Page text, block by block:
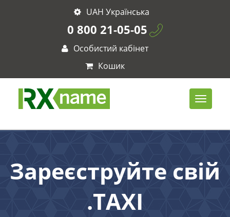
UAH Українська
0 800 21-05-05
Особистий кабінет
Кошик
Зареєструйте свій
.TAXI